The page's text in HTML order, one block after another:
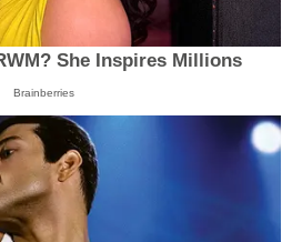
She Inspires Millions
Brainberries